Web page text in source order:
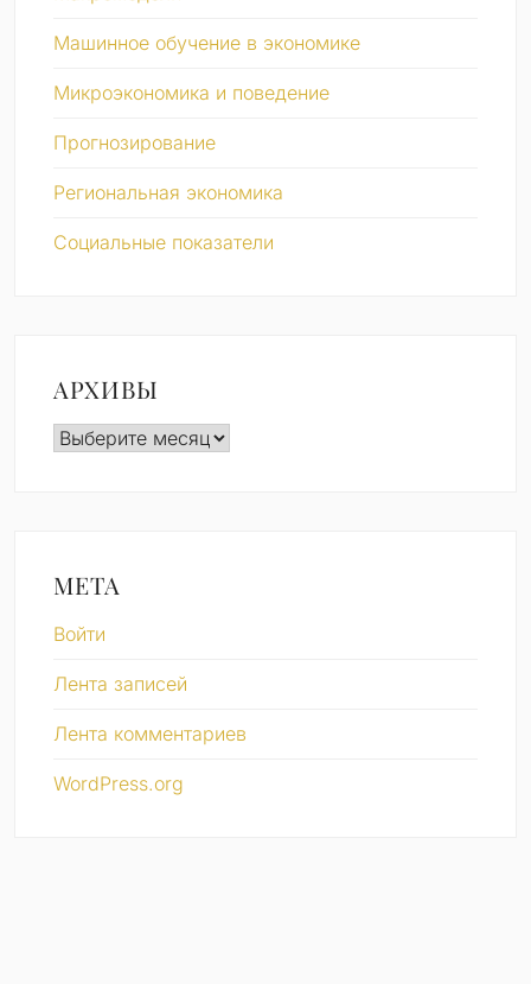
Машинное обучение в экономике
Микроэкономика и поведение
Прогнозирование
Региональная экономика
Социальные показатели
АРХИВЫ
Архивы
МЕТА
Войти
Лента записей
Лента комментариев
WordPress.org